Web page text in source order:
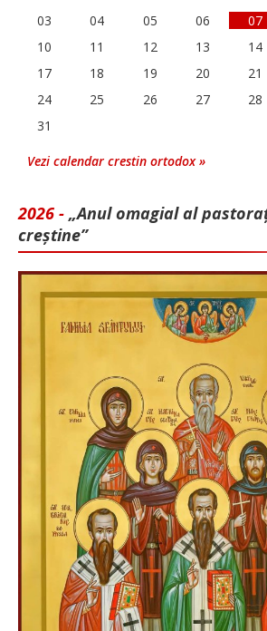
03
04 05 06 07
10
11 12 13 14
17
18 19 20 21
24
25 26 27 28
31
Vezi calendar crestin ortodox »
2026 - „Anul omagial al
creștine”